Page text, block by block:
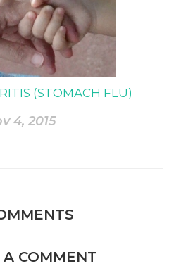
(STOMACH FLU)
4, 2015
A COMMENT